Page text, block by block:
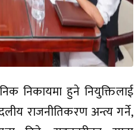
निकायमा हुने नियुक्तिलाई
दलीय राजनीतिकरण अन्त्य गर्ने,